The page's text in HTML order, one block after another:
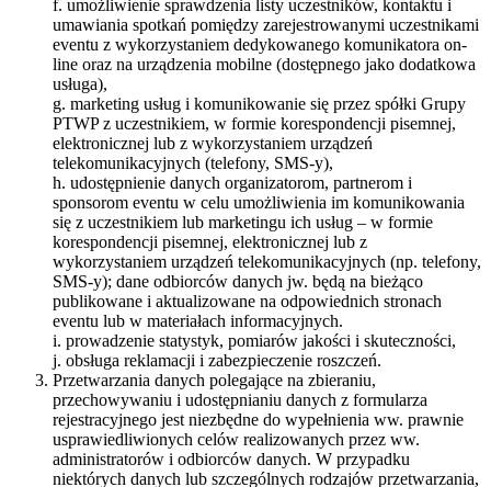
f. umożliwienie sprawdzenia listy uczestników, kontaktu i
umawiania spotkań pomiędzy zarejestrowanymi uczestnikami
eventu z wykorzystaniem dedykowanego komunikatora on-
line oraz na urządzenia mobilne (dostępnego jako dodatkowa
usługa),
g. marketing usług i komunikowanie się przez spółki Grupy
PTWP z uczestnikiem, w formie korespondencji pisemnej,
elektronicznej lub z wykorzystaniem urządzeń
telekomunikacyjnych (telefony, SMS-y),
h. udostępnienie danych organizatorom, partnerom i
sponsorom eventu w celu umożliwienia im komunikowania
się z uczestnikiem lub marketingu ich usług – w formie
korespondencji pisemnej, elektronicznej lub z
wykorzystaniem urządzeń telekomunikacyjnych (np. telefony,
SMS-y); dane odbiorców danych jw. będą na bieżąco
publikowane i aktualizowane na odpowiednich stronach
eventu lub w materiałach informacyjnych.
i. prowadzenie statystyk, pomiarów jakości i skuteczności,
j. obsługa reklamacji i zabezpieczenie roszczeń.
Przetwarzania danych polegające na zbieraniu,
przechowywaniu i udostępnianiu danych z formularza
rejestracyjnego jest niezbędne do wypełnienia ww. prawnie
usprawiedliwionych celów realizowanych przez ww.
administratorów i odbiorców danych. W przypadku
niektórych danych lub szczególnych rodzajów przetwarzania,